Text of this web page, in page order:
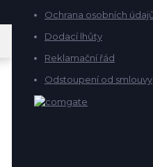
Ochrana osobních
Dodací lhůty
Reklamační řád
Odstoupení od smlouvy